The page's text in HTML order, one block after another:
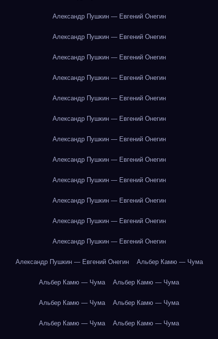
Александр Пушкин — Евгений Онегин
Александр Пушкин — Евгений Онегин
Александр Пушкин — Евгений Онегин
Александр Пушкин — Евгений Онегин
Александр Пушкин — Евгений Онегин
Александр Пушкин — Евгений Онегин
Александр Пушкин — Евгений Онегин
Александр Пушкин — Евгений Онегин
Александр Пушкин — Евгений Онегин
Александр Пушкин — Евгений Онегин
Александр Пушкин — Евгений Онегин
Александр Пушкин — Евгений Онегин
Александр Пушкин — Евгений Онегин Альбер Камю — Чума
Альбер Камю — Чума Альбер Камю — Чума
Альбер Камю — Чума Альбер Камю — Чума
Альбер Камю — Чума Альбер Камю — Чума